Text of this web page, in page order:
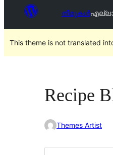
തീമുകൾ
This theme is not translated
Recipe
Themes Artist